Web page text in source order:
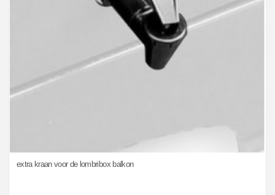
extra kraan voor de lombribox balkon